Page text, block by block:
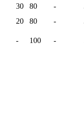
30 80 -
20 80 -
- 100 -